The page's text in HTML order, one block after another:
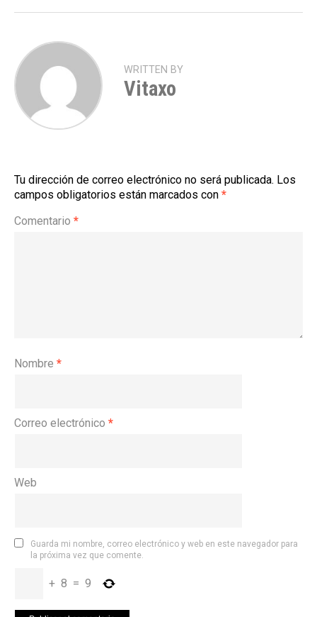
WRITTEN BY
Vitaxo
Tu dirección de correo electrónico no será publicada. Los
campos obligatorios están marcados con *
Comentario *
Nombre *
Correo electrónico *
Web
Guarda mi nombre, correo electrónico y web en este navegador para
la próxima vez que comente.
+ 8 = 9